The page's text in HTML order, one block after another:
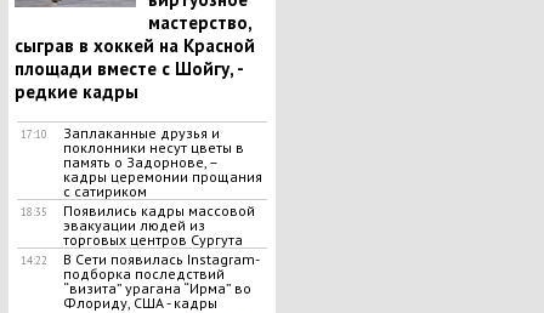
мастерство,
сыграв в хоккей на Красной
площади вместе с Шойгу, -
редкие кадры
17:10
Заплаканные друзья и
поклонники несут цветы в
память о Задорнове, –
кадры церемонии прощания
с сатириком
18:35
Появились кадры массовой
эвакуации людей из
торговых центров Сургута
14:22
В Сети появилась Іnstagram-
подборка последствий
“визита” урагана “Ирма” во
Флориду, США - кадры